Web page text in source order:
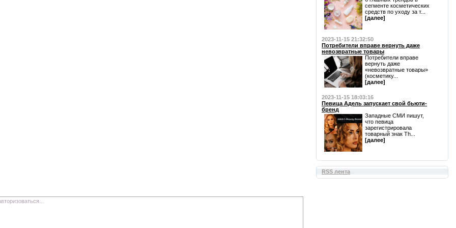
сегменте косметических
средств по уходу за т...
[далее]
2023-11-15 21:32:50
Потребители вправе вернуть даже
невозвратные товары
Потребители вправе
вернуть даже
«невозвратные товары»
(косметику...
[далее]
2023-11-15 18:03:16
Певица Адель запускает свой бьюти-
бренд
Западные СМИ пишут,
что певица
зарегистрировала
товарный знак Th...
[далее]
RSS лента